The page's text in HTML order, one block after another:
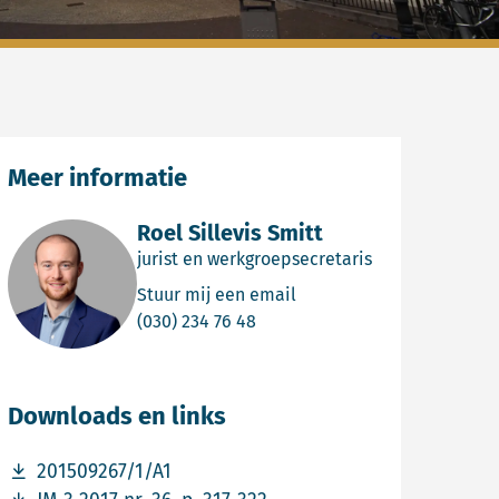
Roel Sillevis Smitt
jurist en werkgroepsecretaris
Stuur mij een email
(030) 234 76 48
Meer informatie
Downloads en links
201509267/1/A1
Download bestand 201509267/1/A1